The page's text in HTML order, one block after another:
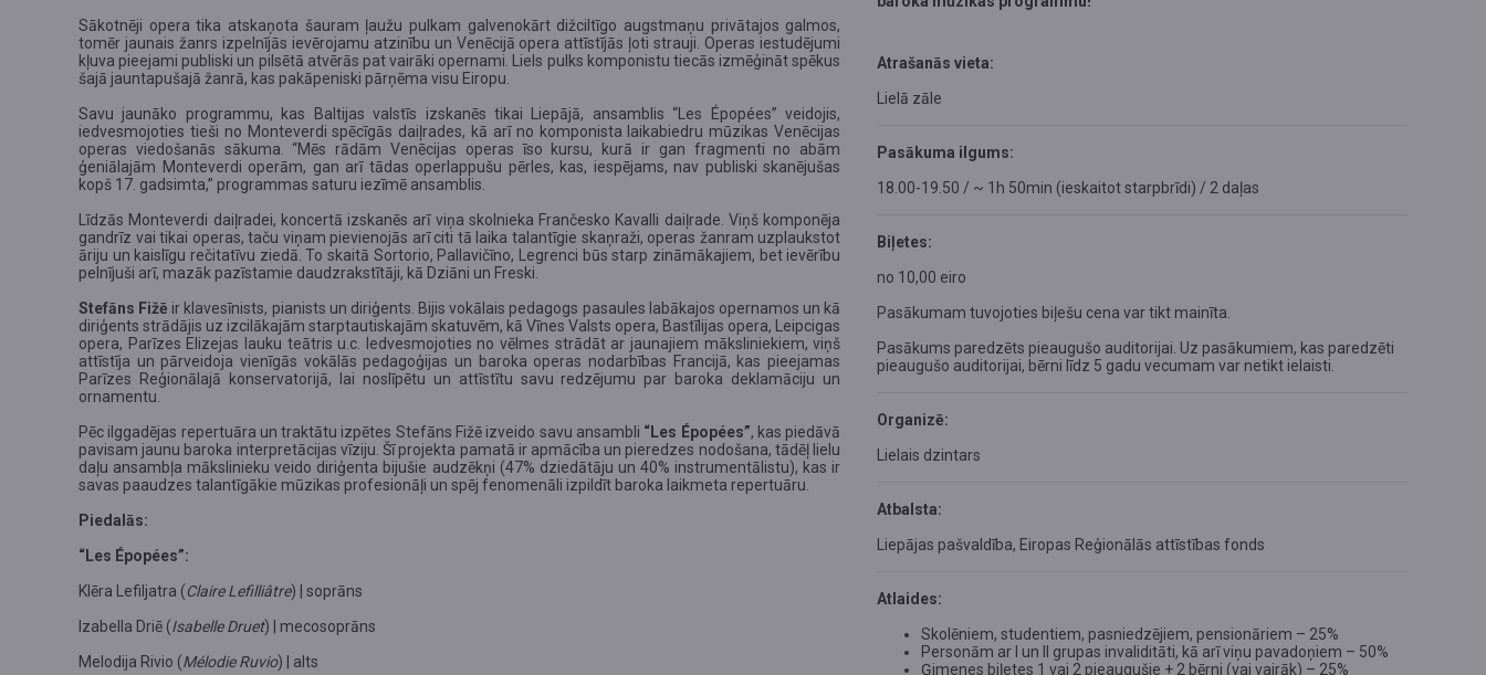
Sākotnēji opera tika atskaņota šauram ļaužu pulkam galvenokārt dižciltīgo augstmaņu privātajos galmos,
tomēr jaunais žanrs izpelnījās ievērojamu atzinību un Venēcijā opera attīstījās ļoti strauji. Operas iestudējumi
kļuva pieejami publiski un pilsētā atvērās pat vairāki opernami. Liels pulks komponistu tiecās izmēģināt spēkus
šajā jauntapušajā žanrā, kas pakāpeniski pārņēma visu Eiropu.
Savu jaunāko programmu, kas Baltijas valstīs izskanēs tikai Liepājā, ansamblis “Les Épopées” veidojis,
iedvesmojoties tieši no Monteverdi spēcīgās daiļrades, kā arī no komponista laikabiedru mūzikas Venēcijas
operas viedošanās sākuma. “Mēs rādām Venēcijas operas īso kursu, kurā ir gan fragmenti no abām
ģeniālajām Monteverdi operām, gan arī tādas operlappušu pērles, kas, iespējams, nav publiski skanējušas
kopš 17. gadsimta,” programmas saturu iezīmē ansamblis.
Līdzās Monteverdi daiļradei, koncertā izskanēs arī viņa skolnieka Frančesko Kavalli daiļrade. Viņš komponēja
gandrīz vai tikai operas, taču viņam pievienojās arī citi tā laika talantīgie skaņraži, operas žanram uzplaukstot
āriju un kaislīgu rečitatīvu ziedā. To skaitā Sortorio, Pallavičīno, Legrenci būs starp zināmākajiem, bet ievērību
pelnījuši arī, mazāk pazīstamie daudzrakstītāji, kā Dziāni un Freski.
Stefāns Fižē ir klavesīnists, pianists un diriģents. Bijis vokālais pedagogs pasaules labākajos opernamos un kā
diriģents strādājis uz izcilākajām starptautiskajām skatuvēm, kā Vīnes Valsts opera, Bastīlijas opera, Leipcigas
opera, Parīzes Elizejas lauku teātris u.c. Iedvesmojoties no vēlmes strādāt ar jaunajiem māksliniekiem, viņš
attīstīja un pārveidoja vienīgās vokālās pedagoģijas un baroka operas nodarbības Francijā, kas pieejamas
Parīzes Reģionālajā konservatorijā, lai noslīpētu un attīstītu savu redzējumu par baroka deklamāciju un
ornamentu.
Pēc ilggadējas repertuāra un traktātu izpētes Stefāns Fižē izveido savu ansambli “Les Épopées”, kas piedāvā
pavisam jaunu baroka interpretācijas vīziju. Šī projekta pamatā ir apmācība un pieredzes nodošana, tādēļ lielu
daļu ansambļa mākslinieku veido diriģenta bijušie audzēkņi (47% dziedātāju un 40% instrumentālistu), kas ir
savas paaudzes talantīgākie mūzikas profesionāļi un spēj fenomenāli izpildīt baroka laikmeta repertuāru.
Piedalās:
“Les Épopées”:
Klēra Lefiljatra (Claire Lefilliâtre) | soprāns
Izabella Driē (Isabelle Druet) | mecosoprāns
Melodija Rivio (Mélodie Ruvio) | alts
Atrašanās vieta:
Lielā zāle
Pasākuma ilgums:
18.00-19.50 / ~ 1h 50min (ieskaitot starpbrīdi) / 2 daļas
Biļetes:
no 10,00 eiro
Pasākumam tuvojoties biļešu cena var tikt mainīta.
Pasākums paredzēts pieaugušo auditorijai. Uz pasākumiem, kas paredzēti
pieaugušo auditorijai, bērni līdz 5 gadu vecumam var netikt ielaisti.
Organizē:
Lielais dzintars
Atbalsta:
Liepājas pašvaldība, Eiropas Reģionālās attīstības fonds
Atlaides:
Skolēniem, studentiem, pasniedzējiem, pensionāriem – 25%
Personām ar I un II grupas invaliditāti, kā arī viņu pavadoņiem – 50%
Ģimenes biļetes 1 vai 2 pieaugušie + 2 bērni (vai vairāk) – 25%